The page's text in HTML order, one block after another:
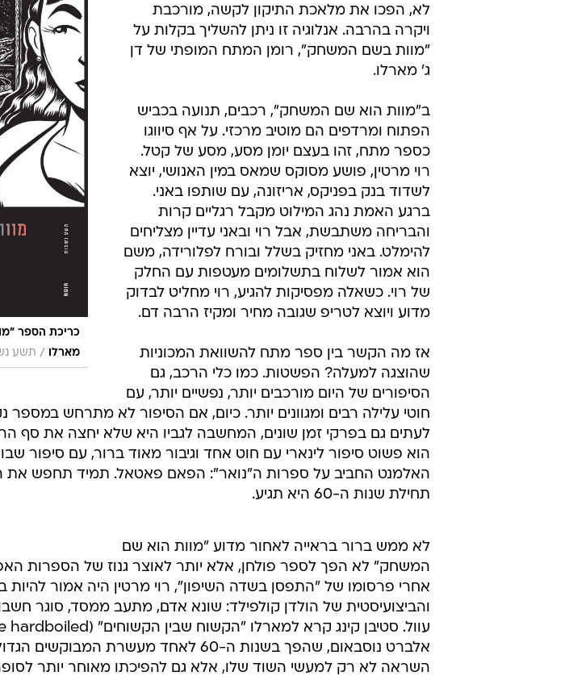
כריכת הספר
מארלו
/ תשע
לא, הפכו את מלאכת התיקון לקשה, מורכבת
ויקרה בהרבה. אנלוגיה זו ניתן להשליך בקלות על
"מוות בשם המשחק", רומן המתח המופתי של דן
ג' מארלו.
ב"מוות הוא שם המשחק", רכבים, תנועה בכביש
הפתוח ומרדפים הם מוטיב מרכזי. על אף סיווגו
כספר מתח, זהו בעצם יומן מסע, מסע של קטל.
רוי מרטין, פושע מסוקס שמאס במין האנושי, יוצא
לשדוד בנק בפניקס, אריזונה, עם שותפו באני.
ברגע האמת נהג המילוט מקבל רגליים קרות
והבריחה משתבשת, אבל רוי ובאני עדיין מצליחים
להימלט. באני מחזיק בשלל ובורח לפלורידה, משם
הוא אמור לשלוח בתשלומים מעטפות עם החלק
של רוי. כשאלה מפסיקות להגיע, רוי מחליט לבדוק
מדוע ויוצא לטריפ שגובה מחיר ומקיז הרבה דם.
אז מה הקשר בין ספר מתח להשוואת המכוניות
שהוצגה למעלה? הפשטות. כמו כלי הרכב, גם
הסיפורים של היום מורכבים יותר, נפשיים יותר, עם
חוטי עלילה רבים ומגוונים יותר. כיום, אם הסיפור לא מתרחש במספר
לעתים גם בפרקי זמן שונים, המחשבה לגביו היא שלא יחצה את סף
הוא פשוט סיפור לינארי עם חוט אחד וגיבור מאוד ברור, עם סיפור
האלמנט החביב על ספרות ה"נואר": הפאם פאטאל. תמיד תחפש
תחילת שנות ה-60 היא תגיע.
לא ממש ברור בראייה לאחור מדוע "מוות הוא שם
אחרי פרסומו של "התפסן בשדה השיפון", רוי מרטין היה אמור
והביצועיסטית של הולדן קולפילד: שונא אדם, מתעב ממסד, סוגר
השראה לא רק למעשי השוד שלו, אלא גם להפיכתו מאוחר יותר